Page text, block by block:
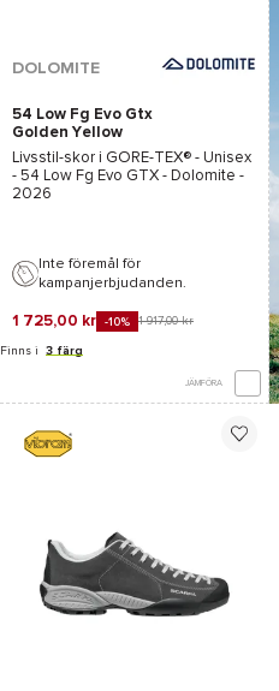
DOLOMITE
54 Low Fg Evo Gtx
Golden Yellow
Livsstil-skor i GORE-TEX® - Unisex
- 54 Low Fg Evo GTX - Dolomite -
2026
Inte föremål för
kampanjerbjudanden.
1 725,00 kr -10% 1 917,00 kr
Finns i 3 färg
JÄMFÖRA